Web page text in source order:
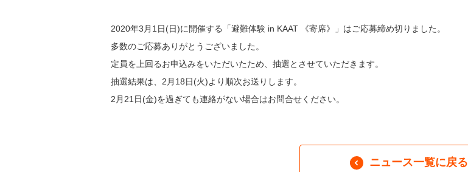
2020年3月1日(日)に開催する「避難体験 in KAAT 《寄席》」はご応募締め切りました。
多数のご応募ありがとうございました。
定員を上回るお申込みをいただいたため、抽選とさせていただきます。
抽選結果は、2月18日(火)より順次お送りします。
2月21日(金)を過ぎても連絡がない場合はお問合せください。
ニュース一覧に戻る